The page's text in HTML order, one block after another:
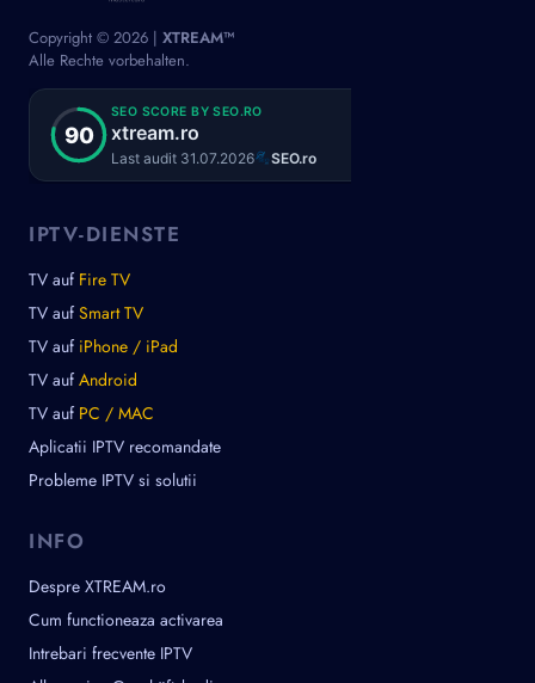
Copyright © 2026 | XTREAM™
Alle Rechte vorbehalten.
IPTV-DIENSTE
TV auf Fire TV
TV auf Smart TV
TV auf iPhone / iPad
TV auf Android
TV auf PC / MAC
Aplicatii IPTV recomandate
Probleme IPTV si solutii
INFO
Despre XTREAM.ro
Cum functioneaza activarea
Intrebari frecvente IPTV